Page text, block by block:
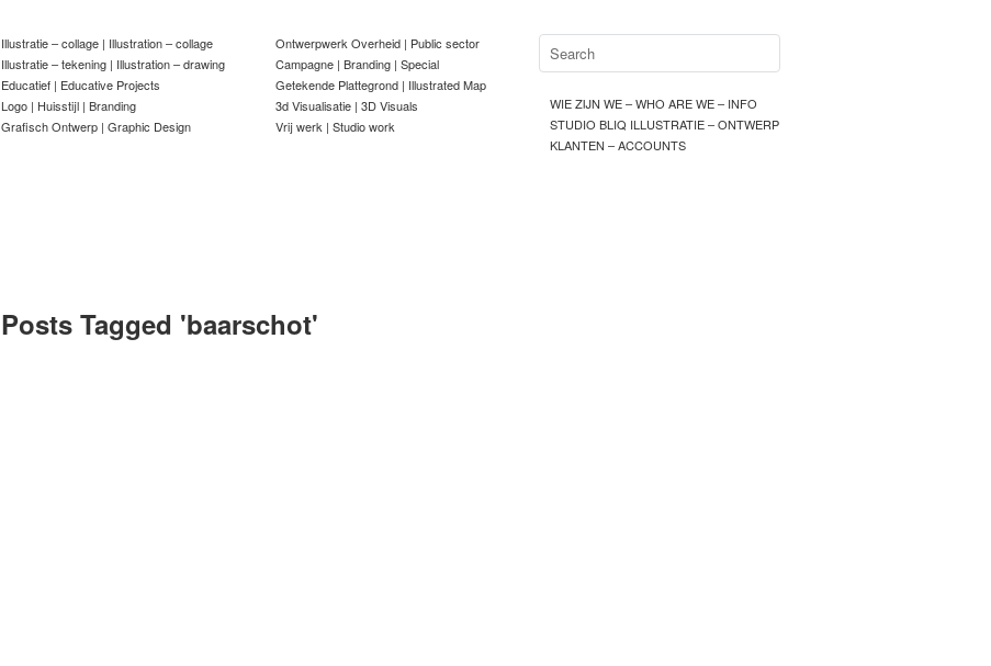
Illustratie – collage | Illustration – collage
Illustratie – tekening | Illustration – drawing
Educatief | Educative Projects
Logo | Huisstijl | Branding
Grafisch Ontwerp | Graphic Design
Ontwerpwerk Overheid | Public sector
Campagne | Branding | Special
Getekende Plattegrond | Illustrated Map
3d Visualisatie | 3D Visuals
Vrij werk | Studio work
WIE ZIJN WE – WHO ARE WE – INFO
STUDIO BLIQ ILLUSTRATIE – ONTWERP
KLANTEN – ACCOUNTS
Posts Tagged 'baarschot'